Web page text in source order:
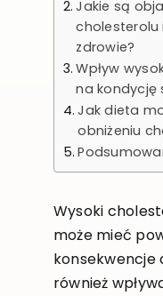
Jakie są
cholesterolu
zdrowie?
Wpływ
na kondycję
Jak dieta
obniżeniu
Wysoki
może mieć
konsekwencje
również